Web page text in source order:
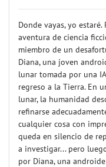
Donde vayas, yo
aventura de ciencia
miembro de un
Diana, una joven
lunar tomada por una
regreso a la Tierra. En
lunar, la humanidad
refinarse
cualquier cosa con
queda en silencio de
a investigar... pero
por Diana, una